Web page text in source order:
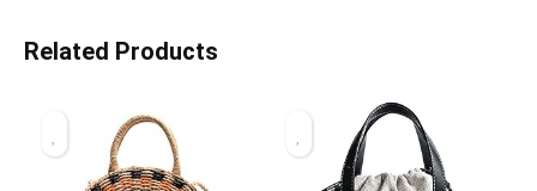
Related Products